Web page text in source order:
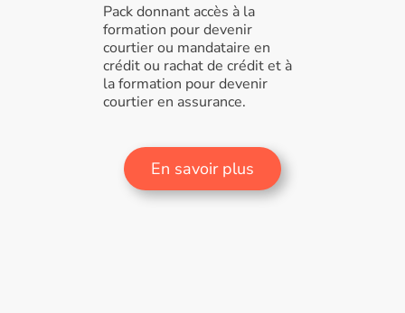
Pack donnant accès à la
formation pour devenir
courtier ou mandataire en
crédit ou rachat de crédit et à
la formation pour devenir
courtier en assurance.
En savoir plus